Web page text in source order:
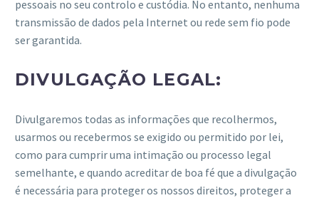
pessoais no seu controlo e custódia. No entanto, nenhuma
transmissão de dados pela Internet ou rede sem fio pode
ser garantida.
DIVULGAÇÃO LEGAL:
Divulgaremos todas as informações que recolhermos,
usarmos ou recebermos se exigido ou permitido por lei,
como para cumprir uma intimação ou processo legal
semelhante, e quando acreditar de boa fé que a divulgação
é necessária para proteger os nossos direitos, proteger a